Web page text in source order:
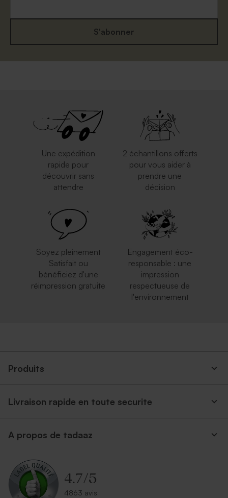
Superbe enveloppe carrée
crème
S'abonner
Une expédition
rapide pour
découvrir sans
attendre
2 échantillons offerts
pour vous aider à
prendre une
décision
Soyez pleinement
Satisfait ou
bénéficiez d'une
réimpression gratuite
Engagement éco-
responsable : une
impression
respectueuse de
l'environnement
Produits
Livraison rapide en toute securite
A propos de tadaaz
4.7/5
4863 avis